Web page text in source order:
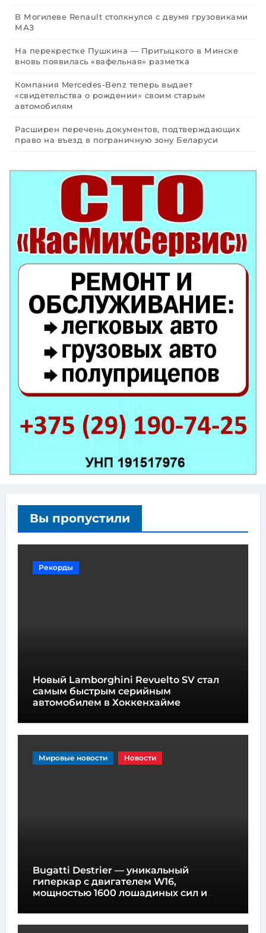
В Могилеве Renault столкнулся с двумя грузовиками
МАЗ
На перекрестке Пушкина — Притыцкого в Минске
вновь появилась «вафельная» разметка
Компания Mercedes-Benz теперь выдает
«свидетельства о рождении» своим старым
автомобилям
Расширен перечень документов, подтверждающих
право на въезд в пограничную зону Беларуси
Вы пропустили
Рекорды
Новый Lamborghini Revuelto SV стал
самым быстрым серийным
автомобилем в Хоккенхайме
Мировые новости Новости
Bugatti Destrier — уникальный
гиперкар с двигателем W16,
мощностью 1600 лошадиных сил и